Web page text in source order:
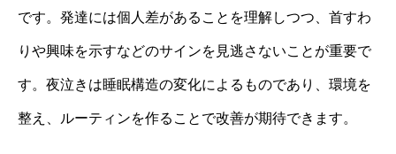
です。発達には個人差があることを理解しつつ、首すわ
りや興味を示すなどのサインを見逃さないことが重要で
す。夜泣きは睡眠構造の変化によるものであり、環境を
整え、ルーティンを作ることで改善が期待できます。